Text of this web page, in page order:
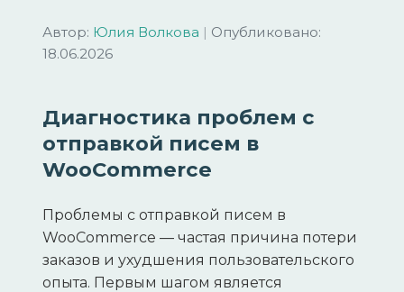
Автор: Юлия Волкова | Опубликовано:
18.06.2026
Диагностика проблем с
отправкой писем в
WooCommerce
Проблемы с отправкой писем в
WooCommerce — частая причина потери
заказов и ухудшения пользовательского
опыта. Первым шагом является